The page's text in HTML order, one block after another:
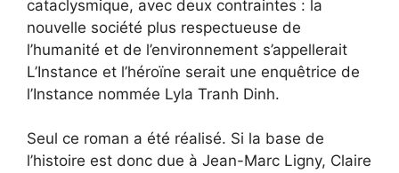
cataclysmique, avec deux contraintes : la
nouvelle société plus respectueuse de
l’humanité et de l’environnement s’appellerait
L’Instance et l’héroïne serait une enquêtrice de
l’Instance nommée Lyla Tranh Dinh.
Seul ce roman a été réalisé. Si la base de
l’histoire est donc due à Jean-Marc Ligny, Claire